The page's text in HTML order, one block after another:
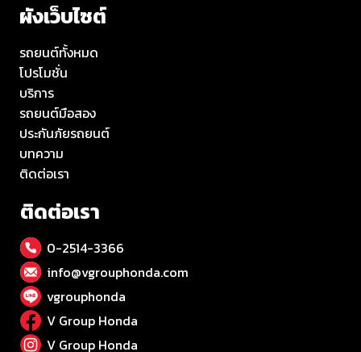
ผังเว็บไซต์
รถยนต์ทั้งหมด
โปรโมชั่น
บริการ
รถยนต์มือสอง
ประกันภัยรถยนต์
บทความ
ติดต่อเรา
ติดต่อเรา
0-2514-3366
info@vgrouphonda.com
vgrouphonda
V Group Honda
V Group Honda